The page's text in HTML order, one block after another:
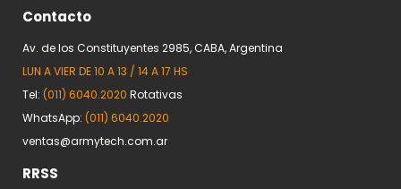
Contacto
Av. de los Constituyentes 2985, CABA, Argentina
LUN A VIER DE 10 A 13 / 14 A 17 HS
Tel: (011) 6040.2020 Rotativas
WhatsApp: (011) 6040.2020
ventas@armytech.com.ar
RRSS